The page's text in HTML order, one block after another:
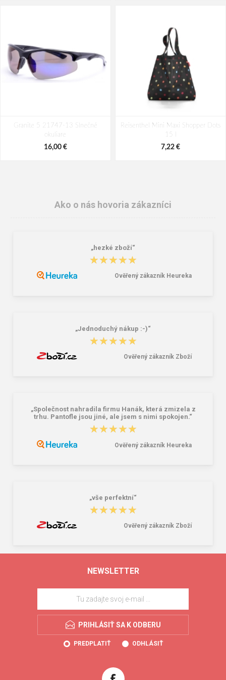
Granite 5 21747-13 Slnečné
okuliare
16,00 €
Reisenthel Mini Maxi Shopper Dots
15 l
7,22 €
Ako o nás hovoria zákazníci
„hezké zboží“
★★★★★
★★★★★
Ověřený zákazník Heureka
„Jednoduchý nákup :-)“
★★★★★
★★★★★
Ověřený zákazník Zboží
„Společnost nahradila firmu Hanák, která zmizela z
trhu. Pantofle jsou jiné, ale jsem s nimi spokojen.“
★★★★★
★★★★★
Ověřený zákazník Heureka
„vše perfektní“
★★★★★
★★★★★
Ověřený zákazník Zboží
NEWSLETTER
PRIHLÁSIŤ SA K ODBERU
PREDPLATIŤ ODHLÁSIŤ